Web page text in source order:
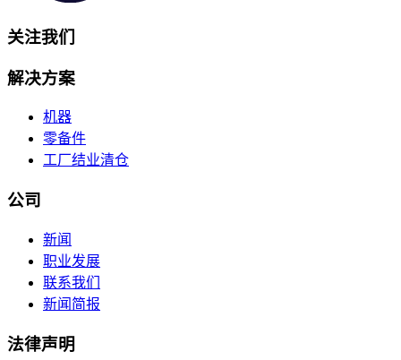
关注我们
解决方案
机器
零备件
工厂结业清仓
公司
新闻
职业发展
联系我们
新闻简报
法律声明